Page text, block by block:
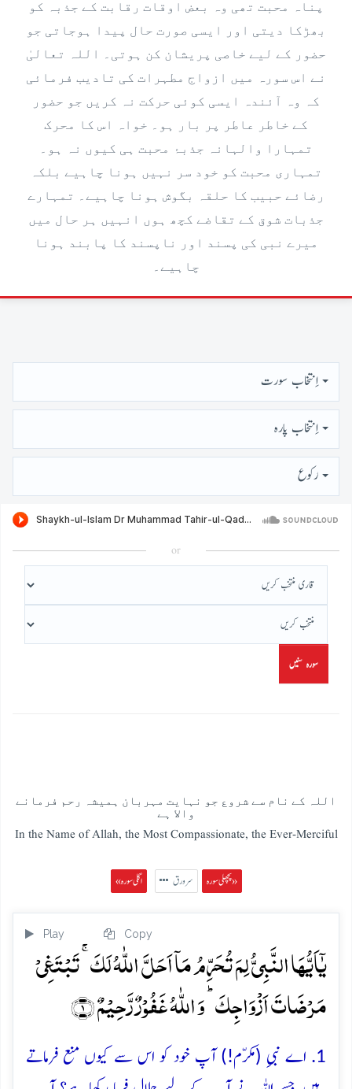
پناہ محبت تھی وہ بعض اوقات رقابت کے جذبہ کو
بھڑکا دیتی اور ایسی صورت حال پیدا ہوجاتی جو
حضور کے لیے خاصی پریشان کن ہوتی۔ اللہ تعالیٰ
نے اس سورہ میں ازواج مطہرات کی تادیب فرمائی
کہ وہ آئندہ ایسی کوئی حرکت نہ کریں جو حضور
کے خاطر عاطر پر بار ہو۔ خواہ اس کا محرک
تمہارا والہانہ جذبۂ محبت ہی کیوں نہ ہو۔
تمہاری محبت کو خود سر نہیں ہونا چاہیے بلکہ
رضائے حبیب کا حلقہ بگوش ہونا چاہیے۔ تمہارے
جذبات شوق کے تقاضے کچھ ہوں انہیں ہر حال میں
میرے نبی کی پسند اور ناپسند کا پابند ہونا
چاہیے۔
اِنتخاب سورت
اِنتخاب پارہ
رُكوع
or
سورہ سنیں
اللہ کے نام سے شروع جو نہایت مہربان ہمیشہ رحم فرمانے
والا ہے
In the Name of Allah, the Most Compassionate, the Ever-Merciful
پچھلی سورہ » سرورق « اگلی سورہ
Play Copy
یٰۤاَیُّہَا النَّبِیُّ لِمَ تُحَرِّمُ مَاۤ اَحَلَّ اللّٰہُ لَکَ ۚ تَبۡتَغِیۡ
مَرۡضَاتَ اَزۡوَاجِکَ ؕ وَ اللّٰہُ غَفُوۡرٌ رَّحِیۡمٌ ﴿۱﴾
1. اے نبیِ (مکرّم!) آپ خود کو اس سے کیوں منع فرماتے